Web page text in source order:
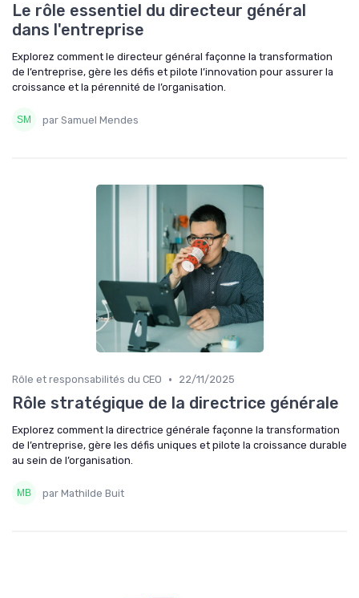
Le rôle essentiel du directeur général
dans l'entreprise
Explorez comment le directeur général façonne la transformation
de l’entreprise, gère les défis et pilote l’innovation pour assurer la
croissance et la pérennité de l’organisation.
par Samuel Mendes
Rôle et responsabilités du CEO • 22/11/2025
Rôle stratégique de la directrice générale
Explorez comment la directrice générale façonne la transformation
de l’entreprise, gère les défis uniques et pilote la croissance durable
au sein de l’organisation.
par Mathilde Buit